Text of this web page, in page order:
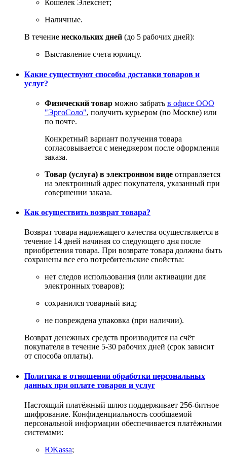
Кошелек Элекснет;
Наличные.
В течение нескольких дней (до 5 рабочих дней):
Выставление счета юрлицу.
Какие существуют способы доставки товаров и
услуг?
Физический товар можно забрать в офисе ООО
"ЭргоСоло", получить курьером (по Москве) или
по почте.
Конкретный вариант получения товара
согласовывается с менеджером после оформления
заказа.
Товар (услуга) в электронном виде отправляется
на электронный адрес покупателя, указанный при
совершении заказа.
Как осуществить возврат товара?
Возврат товара надлежащего качества осуществляется в
течение 14 дней начиная со следующего дня после
приобретения товара. При возврате товара должны быть
сохранены все его потребительские свойства:
нет следов использования (или активации для
электронных товаров);
сохранился товарный вид;
не повреждена упаковка (при наличии).
Возврат денежных средств производится на счёт
покупателя в течение 5-30 рабочих дней (срок зависит
от способа оплаты).
Политика в отношении обработки персональных
данных при оплате товаров и услуг
Настоящий платёжный шлюз поддерживает 256-битное
шифрование. Конфиденциальность сообщаемой
персональной информации обеспечивается платёжными
системами:
ЮKassa;